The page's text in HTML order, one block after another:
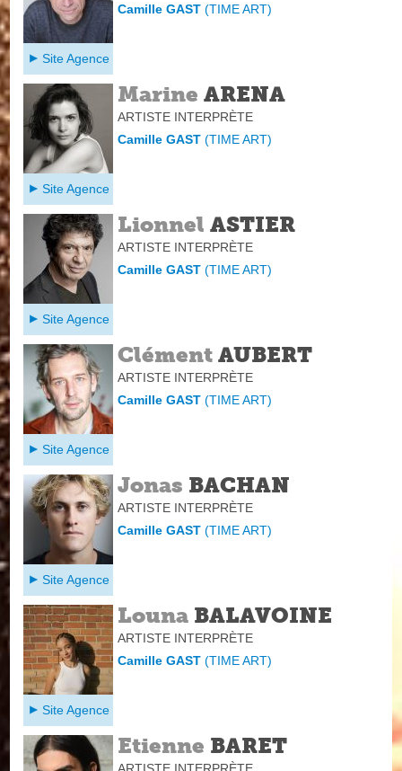
Camille GAST(TIME ART)
Site Agence
Marine ARENA
ARTISTE INTERPRÈTE
Camille GAST(TIME ART)
Site Agence
Lionnel ASTIER
ARTISTE INTERPRÈTE
Camille GAST(TIME ART)
Site Agence
Clément AUBERT
ARTISTE INTERPRÈTE
Camille GAST(TIME ART)
Site Agence
Jonas BACHAN
ARTISTE INTERPRÈTE
Camille GAST(TIME ART)
Site Agence
Louna BALAVOINE
ARTISTE INTERPRÈTE
Camille GAST(TIME ART)
Site Agence
Etienne BARET
ARTISTE INTERPRÈTE